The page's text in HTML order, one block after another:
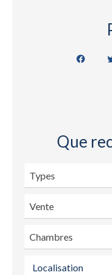
Que
Types
Vente
Chambres
Localisation